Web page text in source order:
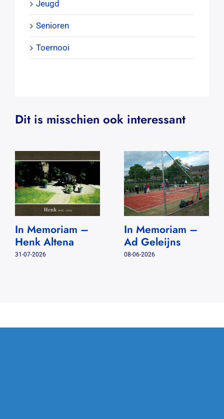
Jeugd
Senioren
Toernooi
Dit is misschien ook interessant
In Memoriam –
Henk Altena
31-07-2026
In Memoriam –
Ad Geleijns
08-06-2026